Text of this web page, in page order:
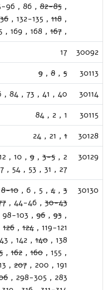
,
82-85
,
86
,
96
,
118
,
132-135
,
,
167
,
168
,
169
,
30092
17
30113
5
,
8
,
9
30114
40
,
41
,
73
,
84
,
30115
1
,
2
,
84
30128
1
,
21
,
24
30129
2
,
3-5
,
9
,
10
,
27
,
31
,
53
,
54
,
30130
3
,
4
,
5
,
6
,
8-10
30-43
,
44-46
,
,
93
,
96
,
98-103
119-121
,
124
,
126
138
,
140
,
142
,
,
155
,
160
,
162
,
191
,
200
,
207
,
283
,
298-305
,